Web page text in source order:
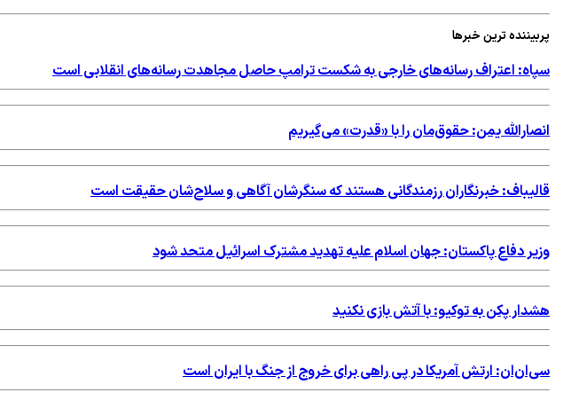
پربیننده ترین خبرها
سپاه: اعتراف رسانه‌های خارجی به شکست ترامپ حاصل مجاهدت رسانه‌های انقلابی است
انصارالله یمن: حقوق‌مان را با «قدرت» می‌گیریم
قالیباف: خبرنگاران رزمندگانی هستند که سنگرشان آگاهی و سلاح‌شان حقیقت است
وزیر دفاع پاکستان: جهان اسلام علیه تهدید مشترک اسرائیل متحد شود
هشدار پکن به توکیو: با آتش بازی نکنید
سی‌ان‌ان: ارتش آمریکا در پی راهی برای خروج از جنگ با ایران است